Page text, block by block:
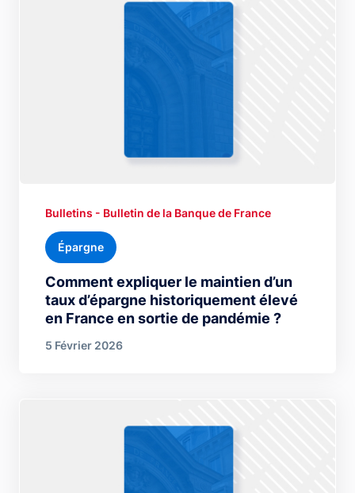
Comment expliquer le maintien d’un
taux d’épargne historiquement élevé
en France en sortie de pandémie ?
Bulletins - Bulletin de la Banque de France
Épargne
5 Février 2026